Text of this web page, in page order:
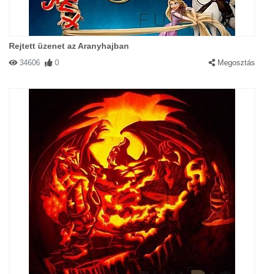
Rejtett üzenet az Aranyhajban
34606 0 Megosztás